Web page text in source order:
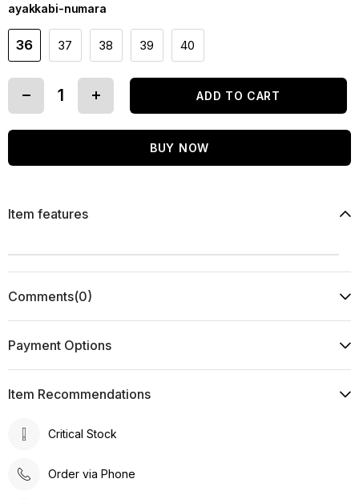
ayakkabi-numara
36 37 38 39 40
Item features
Comments(0)
Payment Options
Item Recommendations
Critical Stock
Order via Phone